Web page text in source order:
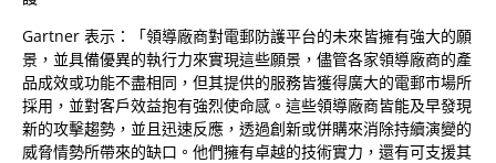
Gartner 表示：「領導廠商對電郵防護平台的未來皆擁有強大的願
景，並具備優異的執行力來實現這些願景，儘管各家領導廠商的產
品成效或功能不盡相同，但其提供的服務皆獲得廣大的電郵市場所
採用，並對客戶效益抱有強烈使命感。這些領導廠商皆能及早發現
新的攻擊趨勢，並且迅速反應，透過創新或併購來消除持續演變的
威脅情勢所帶來的缺口。他們擁有卓越的技術實力，還有可支援其